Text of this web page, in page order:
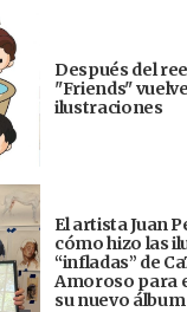
Después del
"Friends"
ilustraciones
El artista Juan
cómo hizo las
“infladas” de
Amoroso para
su nuevo álbum